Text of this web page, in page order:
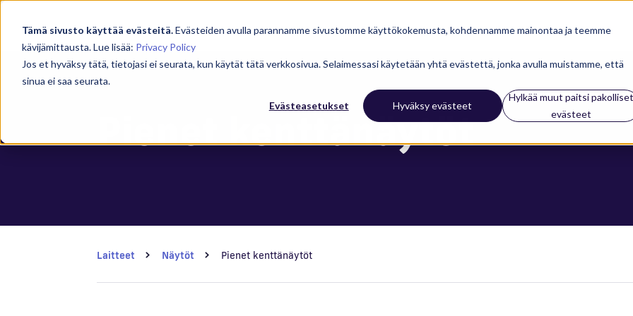
Tämä sivusto käyttää evästeitä.Evästeiden avulla parannamme sivustomme käyttökokemusta, kohdennamme mainontaa ja teemme
kävijämittausta. Lue lisää: Privacy Policy
Jos et hyväksy tätä, tietojasi ei seurata, kun käytät tätä verkkosivua. Selaimessasi käytetään yhtä evästettä, jonka avulla muistamme, että
sinua ei saa seurata.
Evästeasetukset Hyväksy evästeet
Hylkää muut paitsi
evästeet
Pienet kenttänäytöt
Laitteet Näytöt Pienet kenttänäytöt